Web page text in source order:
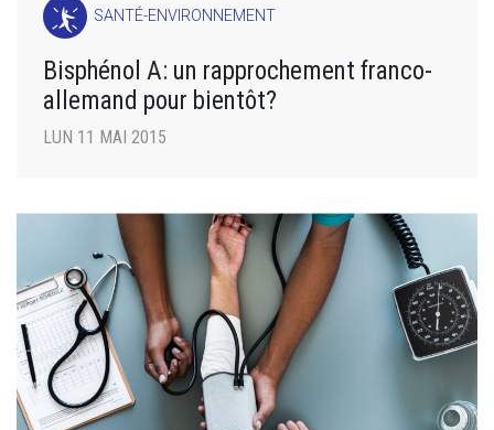
SANTÉ-ENVIRONNEMENT
Bisphénol A: un rapprochement franco-
allemand pour bientôt?
LUN 11 MAI 2015